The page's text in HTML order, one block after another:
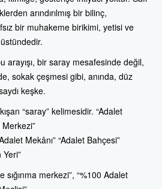
arındırılmış bir bilinç,
bir muhakeme birikimi, yetisi ve
arayışı, bir saray mesafesinde değil,
sokak çeşmesi gibi, anında, düz
keşke.
“saray” kelimesidir. “Adalet
Merkezi”
Mekânı” “Adalet Bahçesi”
Yeri”
sığınma merkezi”, “%100 Adalet